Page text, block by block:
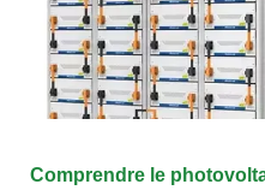
Comprendre le